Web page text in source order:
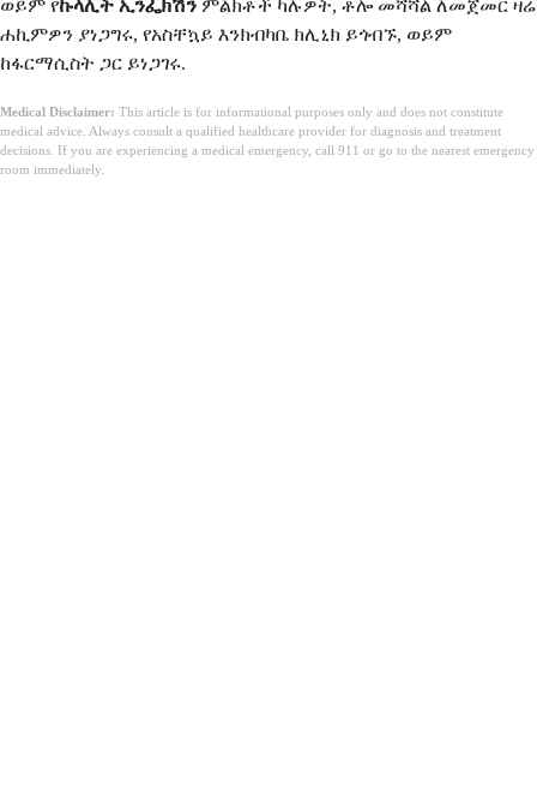
ወይም የኩላሊት ኢንፌክሽን ምልክቶች ካሉዎት, ቶሎ መሻሻል ለመጀመር ዛሬ
ሐኪምዎን ያነጋግሩ, የአስቸኳይ እንክብካቤ ክሊኒክ ይጎብኙ, ወይም
ከፋርማሲስት ጋር ይነጋገሩ.
Medical Disclaimer: This article is for informational purposes only and does not constitute
medical advice. Always consult a qualified healthcare provider for diagnosis and treatment
decisions. If you are experiencing a medical emergency, call 911 or go to the nearest emergency
room immediately.